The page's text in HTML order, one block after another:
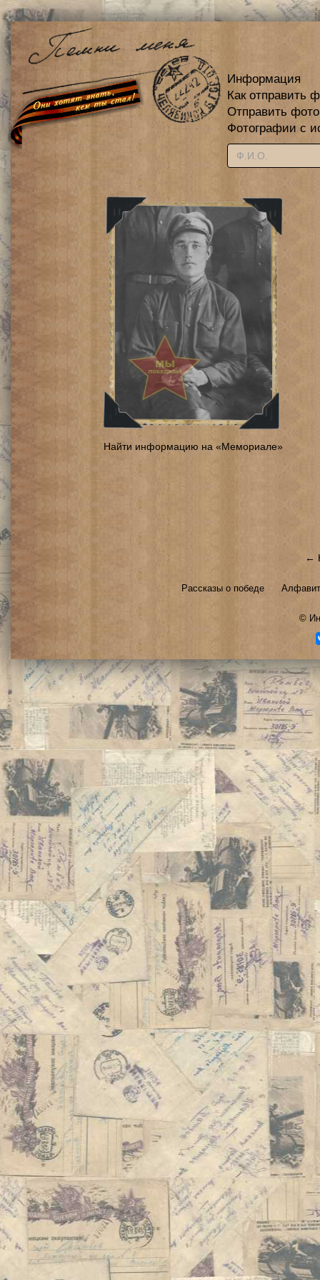
Информация
Как отправить
Отправить
Фотографии с
Найти информацию на «Мемориале»
←
Рассказы о победе
©